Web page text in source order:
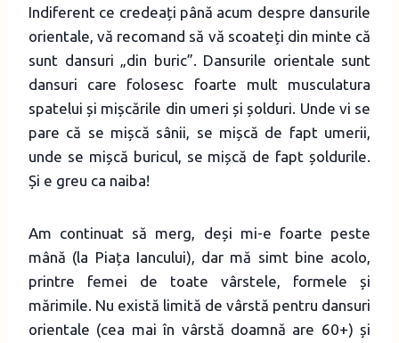
Indiferent ce credeați până acum despre dansurile
orientale, vă recomand să vă scoateți din minte că
sunt dansuri „din buric”. Dansurile orientale sunt
dansuri care folosesc foarte mult musculatura
spatelui și mișcările din umeri și șolduri. Unde vi se
pare că se mișcă sânii, se mișcă de fapt umerii,
unde se mișcă buricul, se mișcă de fapt șoldurile.
Și e greu ca naiba!
Am continuat să merg, deși mi-e foarte peste
mână (la Piața Iancului), dar mă simt bine acolo,
printre femei de toate vârstele, formele și
mărimile. Nu există limită de vârstă pentru dansuri
orientale (cea mai în vârstă doamnă are 60+) și